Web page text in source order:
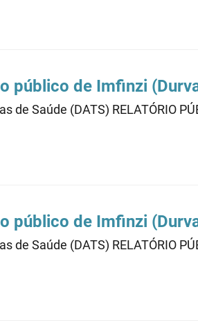
público de Imfinzi
de Saúde (DATS) RELATÓRIO
público de Imfinzi
de Saúde (DATS) RELATÓRIO